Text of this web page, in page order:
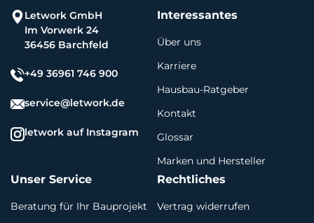
Letwork GmbH
Im Vorwerk 24
36456 Barchfeld
+49 36961 746 900
service@letwork.de
letwork auf Instagram
Interessantes
Über uns
Karriere
Hausbau-Ratgeber
Kontakt
Glossar
Marken und Hersteller
Unser Service
Beratung für Ihr Bauprojekt
Rechtliches
Vertrag widerrufen